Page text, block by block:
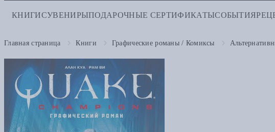
КНИГИСУВЕНИРЫПОДАРОЧНЫЕ СЕРТИФИКАТЫСОБЫТИЯ
Главная страница Книги Графические романы / Комиксы